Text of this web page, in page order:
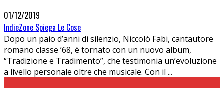
01/12/2019
IndieZone Spiega Le Cose
Dopo un paio d’anni di silenzio, Niccolò Fabi, cantautore
romano classe ’68, è tornato con un nuovo album,
“Tradizione e Tradimento”, che testimonia un’evoluzione
a livello personale oltre che musicale. Con il ...